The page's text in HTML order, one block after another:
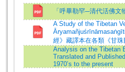
「呼畢勒罕─清代活佛文
A Study of the Tibetan
經》藏譯本在各類《甘
Analysis on the Tibetan
Translated and
1970’s to the present